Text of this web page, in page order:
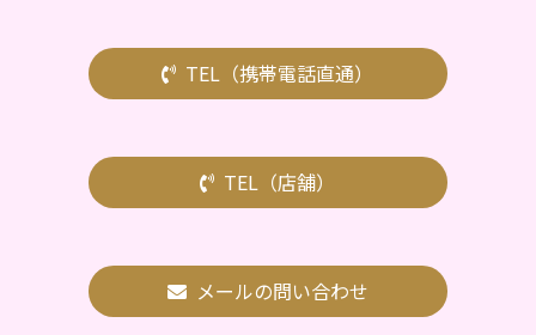
TEL（携帯電話直通）
TEL（店舗）
メールの問い合わせ